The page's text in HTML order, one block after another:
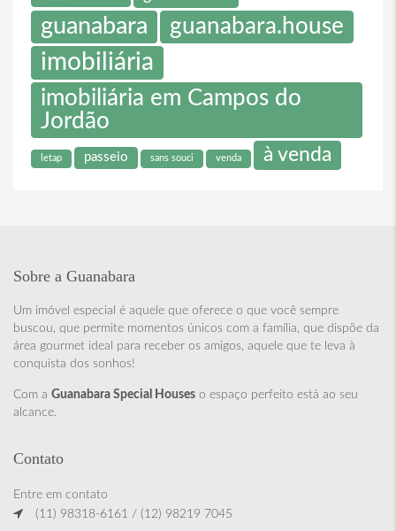
guanabara guanabara.house
imobiliária
imobiliária em Campos do
Jordão
letap passeio sans souci venda à venda
Sobre a Guanabara
Um imóvel especial é aquele que oferece o que você sempre
buscou, que permite momentos únicos com a família, que dispõe da
área gourmet ideal para receber os amigos, aquele que te leva à
conquista dos sonhos!
Com a Guanabara Special Houses o espaço perfeito está ao seu
alcance.
Contato
Entre em contato
(11) 98318-6161 / (12) 98219 7045